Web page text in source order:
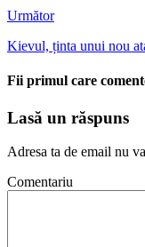
Următor
Kievul, ținta unui nou
Fii primul care
Lasă un răspuns
Adresa ta de email nu
Comentariu